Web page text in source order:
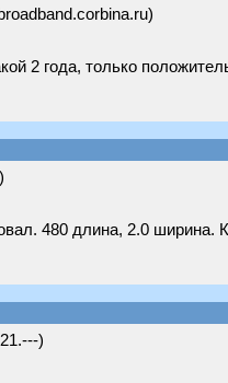
2 года, только
480 длина, 2.0 ширина.
)